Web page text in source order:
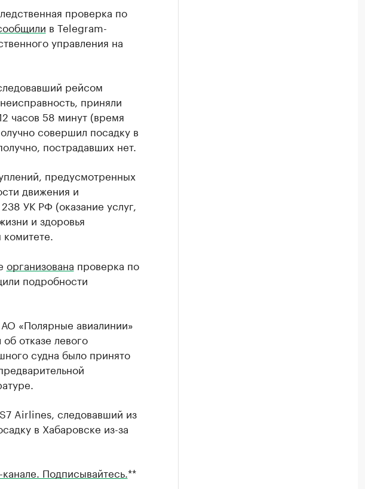
проверка по
в Telegram-
управления на
рейсом
приняли
часов 58 минут (время
совершил посадку в
пострадавших нет.
предусмотренных
движения и
УК РФ (оказание услуг,
и здоровья
организована проверка по
подробности
«Полярные авиалинии»
отказе левого
судна было принято
S7 Airlines, следовавший из
в Хабаровске из-за
Подписывайтесь. **